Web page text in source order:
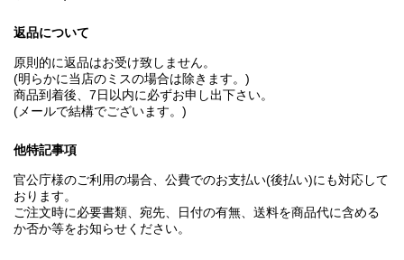
返品について
原則的に返品はお受け致しません。
(明らかに当店のミスの場合は除きます。)
商品到着後、7日以内に必ずお申し出下さい。
(メールで結構でございます。)
他特記事項
官公庁様のご利用の場合、公費でのお支払い(後払い)にも対応して
おります。
ご注文時に必要書類、宛先、日付の有無、送料を商品代に含める
か否か等をお知らせください。